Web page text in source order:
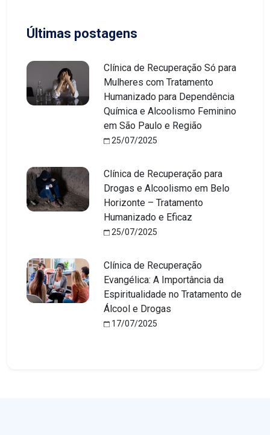
Últimas postagens
Clínica de Recuperação Só para
Mulheres com Tratamento
Humanizado para Dependência
Química e Alcoolismo Feminino
em São Paulo e Região
25/07/2025
Clínica de Recuperação para
Drogas e Alcoolismo em Belo
Horizonte – Tratamento
Humanizado e Eficaz
25/07/2025
Clínica de Recuperação
Evangélica: A Importância da
Espiritualidade no Tratamento de
Álcool e Drogas
17/07/2025